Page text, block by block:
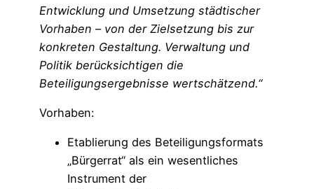
Entwicklung und Umsetzung städtischer
Vorhaben – von der Zielsetzung bis zur
konkreten Gestaltung. Verwaltung und
Politik berücksichtigen die
Beteiligungsergebnisse wertschätzend.“
Vorhaben:
Etablierung des Beteiligungsformats
„Bürgerrat“ als ein wesentliches
Instrument der